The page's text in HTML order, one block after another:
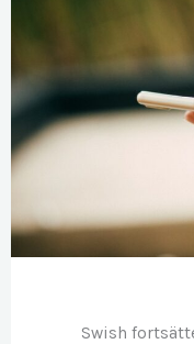
Swish